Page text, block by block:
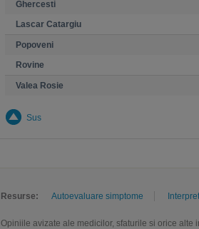
Ghercesti
Lascar Catargiu
Popoveni
Rovine
Valea Rosie
Sus
Resurse: Autoevaluare simptome
Opiniile avizate ale medicilor, sfaturile si orice